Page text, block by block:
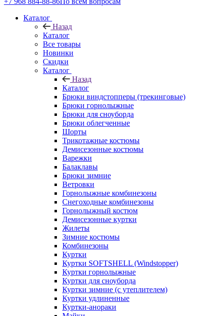
Каталог
Назад
Каталог
Все товары
Новинки
Скидки
Каталог
Назад
Каталог
Брюки виндстопперы (трекинговые)
Брюки горнолыжные
Брюки для сноуборда
Брюки облегченные
Шорты
Трикотажные костюмы
Демисезонные костюмы
Варежки
Балаклавы
Брюки зимние
Ветровки
Горнолыжные комбинезоны
Снегоходные комбинезоны
Горнолыжный костюм
Демисезонные куртки
Жилеты
Зимние костюмы
Комбинезоны
Куртки
Куртки SOFTSHELL (Windstopper)
Куртки горнолыжные
Куртки для сноуборда
Куртки зимние (с утеплителем)
Куртки удлиненные
Куртки-анораки